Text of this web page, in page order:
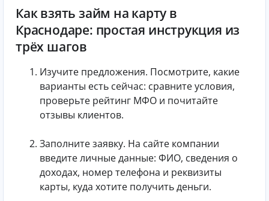
Как взять займ на карту в
Краснодаре: простая инструкция из
трёх шагов
Изучите предложения. Посмотрите, какие
варианты есть сейчас: сравните условия,
проверьте рейтинг МФО и почитайте
отзывы клиентов.
Заполните заявку. На сайте компании
введите личные данные: ФИО, сведения о
доходах, номер телефона и реквизиты
карты, куда хотите получить деньги.